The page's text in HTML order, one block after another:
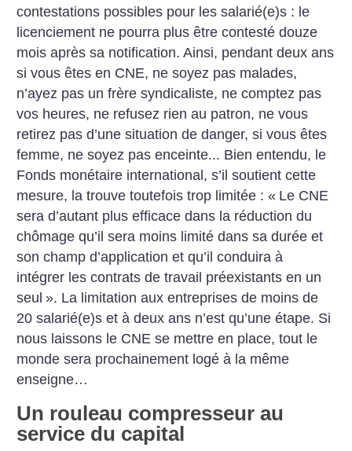
contestations possibles pour les salarié(e)s : le
licenciement ne pourra plus être contesté douze
mois après sa notification. Ainsi, pendant deux ans
si vous êtes en CNE, ne soyez pas malades,
n’ayez pas un frère syndicaliste, ne comptez pas
vos heures, ne refusez rien au patron, ne vous
retirez pas d’une situation de danger, si vous êtes
femme, ne soyez pas enceinte... Bien entendu, le
Fonds monétaire international, s’il soutient cette
mesure, la trouve toutefois trop limitée : « Le CNE
sera d’autant plus efficace dans la réduction du
chômage qu’il sera moins limité dans sa durée et
son champ d’application et qu’il conduira à
intégrer les contrats de travail préexistants en un
seul ». La limitation aux entreprises de moins de
20 salarié(e)s et à deux ans n’est qu’une étape. Si
nous laissons le CNE se mettre en place, tout le
monde sera prochainement logé à la même
enseigne…
Un rouleau compresseur au
service du capital